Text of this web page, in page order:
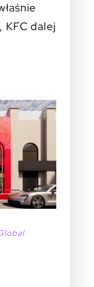
dalej